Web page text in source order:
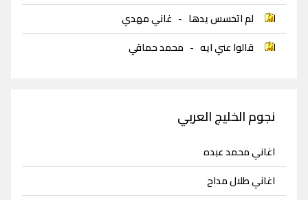
لم اتحسس يدها - غاني مهدي
قالوا عني ايه - محمد حماقي
نجوم الخليج العربي
اغاني محمد عبده
اغاني طلال مداح